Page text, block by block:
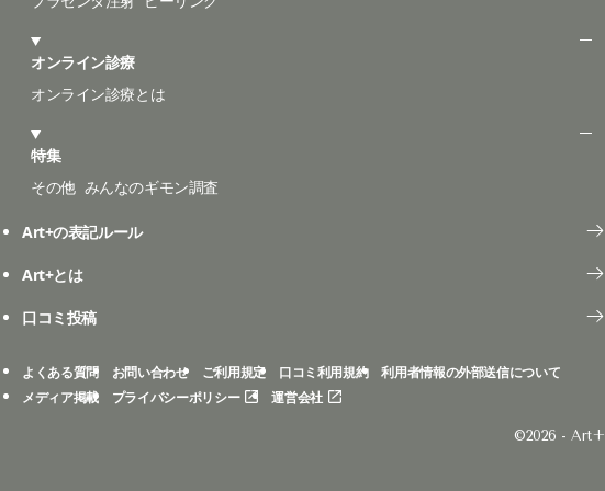
オンライン診療
オンライン診療とは
特集
その他 みんなのギモン調査
Art+の表記ルール
Art+とは
口コミ投稿
よくある質問 お問い合わせ ご利用規定 口コミ利用規約
利用者情報の外部送信について
メディア掲載
プライバシーポリシー 運営会社
©2026 - Art+